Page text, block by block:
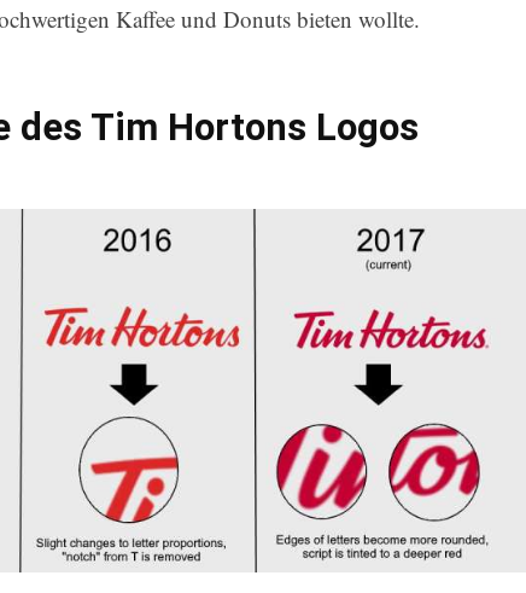
Kaffee und Donuts bieten wollte.
des Tim Hortons Logos